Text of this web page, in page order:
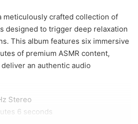
meticulously crafted collection of
designed to trigger deep relaxation
This album features six immersive
of premium ASMR content,
an authentic audio
Stereo
6 seconds